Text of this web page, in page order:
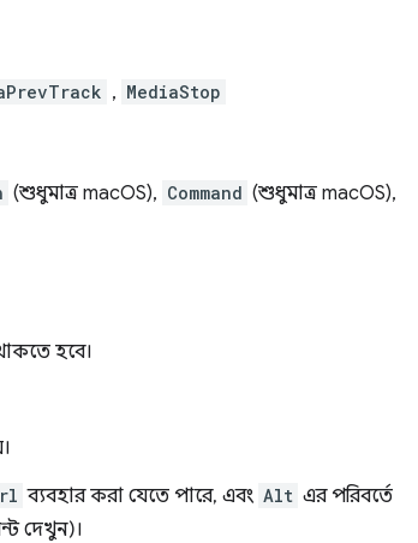
, MediaStop
(শুধুমাত্র macOS), Command (শুধুমাত্র macOS),
হবে।
ব্যবহার করা যেতে পারে, এবং Alt এর পরিবর্তে
দেখুন)।